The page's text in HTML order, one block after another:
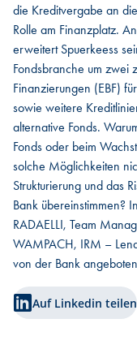
die Kreditvergabe an
Rolle am Finanzplatz.
erweitert Spuerkeess
Fondsbranche um zwei
Finanzierungen (EBF)
sowie weitere
alternative Fonds.
Fonds oder beim
solche Möglichkeiten
Strukturierung und das
Bank übereinstimmen?
RADAELLI, Team
WAMPACH, IRM –
von der Bank
Auf Linkedin teilen